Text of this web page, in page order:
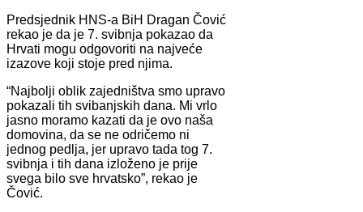
Predsjednik HNS-a BiH Dragan Čović
rekao je da je 7. svibnja pokazao da
Hrvati mogu odgovoriti na najveće
izazove koji stoje pred njima.
“Najbolji oblik zajedništva smo upravo
pokazali tih svibanjskih dana. Mi vrlo
jasno moramo kazati da je ovo naša
domovina, da se ne odričemo ni
jednog pedlja, jer upravo tada tog 7.
svibnja i tih dana izloženo je prije
svega bilo sve hrvatsko”, rekao je
Čović.